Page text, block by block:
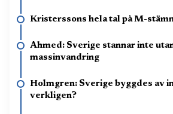
Kristerssons hela tal på M-
Ahmed: Sverige stannar inte
massinvandring
Holmgren: Sverige byggdes av
verkligen?